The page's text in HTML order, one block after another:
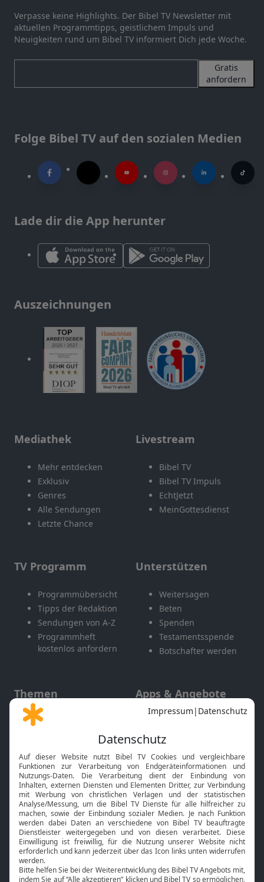
Verpasse keine Highlights. Der Bibel TV Newsletter mit
aktuellen Programmtipps, geistlichem Impuls und
Neuigkeiten rund um Bibel TV informiert Dich jede Woche.
Gratis
anfordern
Folge Bibel TV auf den sozialen Medien
Lade dir die App herunter
Auszeichnungen
Mediathek
Mehr entdecken
Exklusiv
Genres
Alle Sendungen
Letzte Chance
Livestream
Bibel TV
Bibel TV Impuls
EchtJetzt
MeinGottesdienst
TV Programm
Programmübersicht
Tipps der Redaktion
Sendungen von A-Z
Programmheft
kostenlos anfordern
Unterstützen
Weitersagen
Beten
Spenden
Testamentsspende
Botschafter werden
Themen
Gott und Bibel erklärt
Neuigkeiten
Apps & Angebote
Mobile App
Smart TV
HbbTV
Bibelthek Online-Bibel
Nächster Gottesdienst
Bibel TV
Über uns
Service
Kontakt